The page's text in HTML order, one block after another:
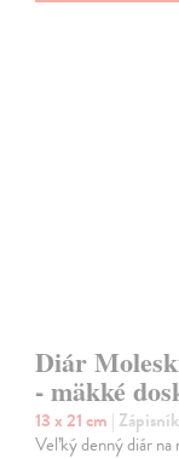
Diár
- mäkké
13 x 21 cm |
Veľký denný diár na